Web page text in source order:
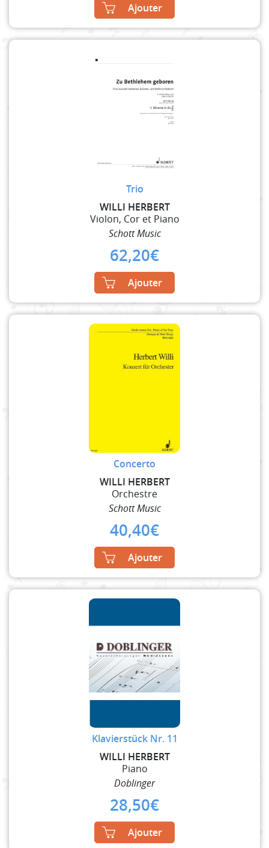
Ajouter
Trio
WILLI HERBERT
Violon, Cor et Piano
Schott Music
62,20€
Ajouter
Concerto
WILLI HERBERT
Orchestre
Schott Music
40,40€
Ajouter
Klavierstück Nr. 11
WILLI HERBERT
Piano
Doblinger
28,50€
Ajouter